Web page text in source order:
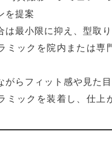
を提案
は最小限に抑え、型取
ミックを院内または専
がらフィット感や見た
ミックを装着し、仕上